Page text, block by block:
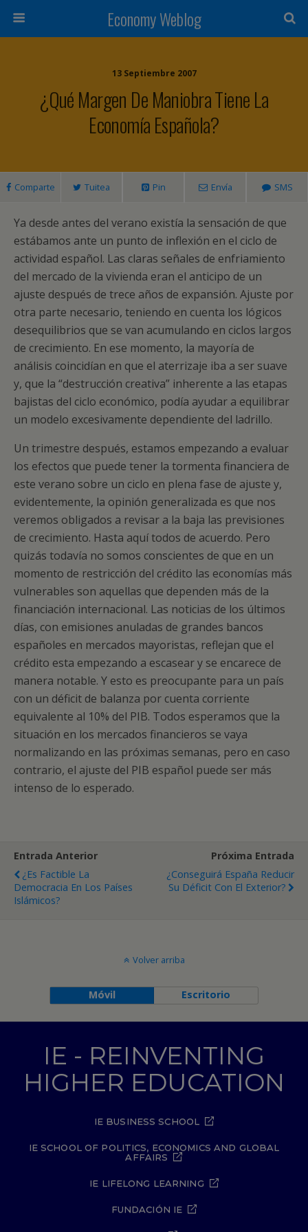
Economy Weblog
13 Septiembre 2007
¿Qué Margen De Maniobra Tiene La
Economía Española?
Comparte Tuitea Pin Envía SMS
Ya desde antes del verano existía la sensación de que
estábamos ante un punto de inflexión en el ciclo de
actividad español. Las claras señales de enfriamiento
del mercado de la vivienda eran el anticipo de un
ajuste después de trece años de expansión. Ajuste por
otra parte necesario, teniendo en cuenta los lógicos
desequilibrios que se van acumulando en ciclos largos
de crecimiento. En ese momento, la mayoría de
análisis coincidían en que el aterrizaje iba a ser suave
y, que la “destrucción creativa” inherente a las etapas
bajistas del ciclo económico, podía ayudar a equilibrar
un modelo excesivamente dependiente del ladrillo.
Un trimestre después, estamos empezando a evaluar
los efectos que puede tener la tormenta financiera de
este verano sobre un ciclo en plena fase de ajuste y,
evidentemente, la opinión generalizada es que nos
veremos obligados a revisar a la baja las previsiones
de crecimiento. Hasta aquí todos de acuerdo. Pero
quizás todavía no somos conscientes de que en un
momento de restricción del crédito las economías más
vulnerables son aquellas que dependen más de la
financiación internacional. Las noticias de los últimos
días, con emisiones anuladas de grandes bancos
españoles en mercados mayoristas, reflejan que el
crédito esta empezando a escasear y se encarece de
manera notable. Y esto es preocupante para un país
con un déficit de balanza por cuenta corriente
equivalente al 10% del PIB. Todos esperamos que la
situación en los mercados financieros se vaya
normalizando en las próximas semanas, pero en caso
contrario, el ajuste del PIB español puede ser más
intenso de lo esperado.
Entrada Anterior
¿Es Factible La
Democracia En Los Países
Islámicos?
Próxima Entrada
¿Conseguirá España Reducir
Su Déficit Con El Exterior?
Volver arriba
Móvil Escritorio
IE - REINVENTING
HIGHER EDUCATION
IE BUSINESS SCHOOL
IE SCHOOL OF POLITICS, ECONOMICS AND GLOBAL
AFFAIRS
IE LIFELONG LEARNING
FUNDACIÓN IE